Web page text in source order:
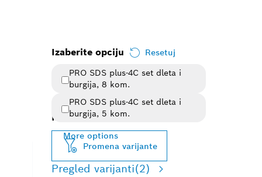
Izaberite opciju
Resetuj
PRO SDS plus-4C set dleta i
burgija, 8 kom.
PRO SDS plus-4C set dleta i
burgija, 5 kom.
More options
Izabrana varijanta
Promena varijante
Pregled varijanti(2)